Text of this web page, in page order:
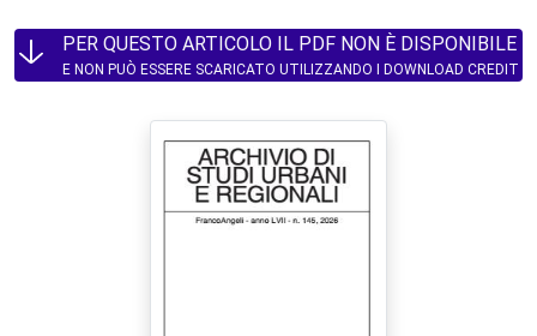
PER QUESTO ARTICOLO IL PDF NON È DISPONIBILE
E NON PUÒ ESSERE SCARICATO UTILIZZANDO I DOWNLOAD CREDIT